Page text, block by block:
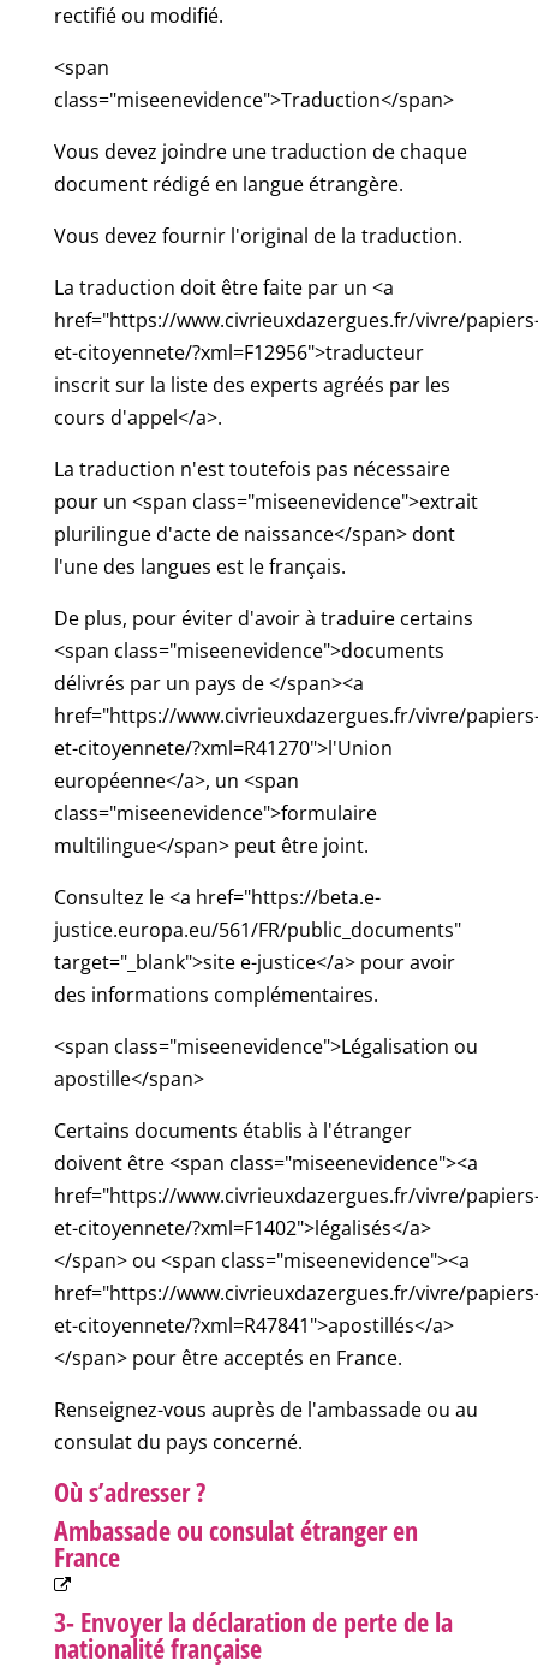
rectifié ou modifié.
<span
class="miseenevidence">Traduction</span>
Vous devez joindre une traduction de chaque
document rédigé en langue étrangère.
Vous devez fournir l'original de la traduction.
La traduction doit être faite par un <a
href="https://www.civrieuxdazergues.fr/vivre/
et-citoyennete/?xml=F12956">traducteur
inscrit sur la liste des experts agréés par les
cours d'appel</a>.
La traduction n'est toutefois pas nécessaire
pour un <span class="miseenevidence">extrait
plurilingue d'acte de naissance</span> dont
l'une des langues est le français.
De plus, pour éviter d'avoir à traduire certains
<span class="miseenevidence">documents
délivrés par un pays de </span><a
href="https://www.civrieuxdazergues.fr/vivre/
et-citoyennete/?xml=R41270">l'Union
européenne</a>, un <span
class="miseenevidence">formulaire
multilingue</span> peut être joint.
Consultez le <a href="https://beta.e-
justice.europa.eu/561/FR/public_documents"
target="_blank">site e-justice</a> pour avoir
des informations complémentaires.
<span class="miseenevidence">Légalisation ou
apostille</span>
Certains documents établis à l'étranger
doivent être <span class="miseenevidence"><a
href="https://www.civrieuxdazergues.fr/vivre/
et-citoyennete/?xml=F1402">légalisés</a>
</span> ou <span class="miseenevidence"><a
href="https://www.civrieuxdazergues.fr/vivre/
et-citoyennete/?xml=R47841">apostillés</a>
</span> pour être acceptés en France.
Renseignez-vous auprès de l'ambassade ou au
consulat du pays concerné.
Où s’adresser ?
Ambassade ou consulat étranger en
France
3- Envoyer la déclaration de perte de la
nationalité française